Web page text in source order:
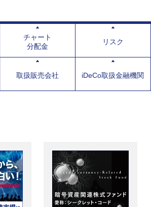
チャート
分配金
リスク
取扱販売会社 iDeCo取扱金融機関